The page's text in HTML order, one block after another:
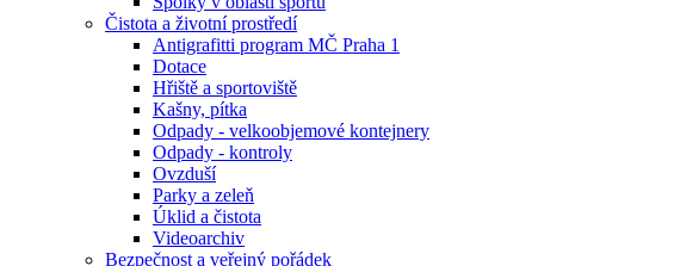
Čistota a životní prostředí
Antigrafitti program MČ Praha 1
Dotace
Hřiště a sportoviště
Kašny, pítka
Odpady - velkoobjemové kontejnery
Odpady - kontroly
Ovzduší
Parky a zeleň
Úklid a čistota
Videoarchiv
Bezpečnost a veřejný pořádek